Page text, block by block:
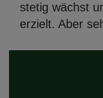
stetig wächst
erzielt. Aber